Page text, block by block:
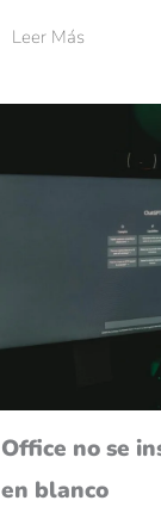
Leer Más
Office no se
en blanco